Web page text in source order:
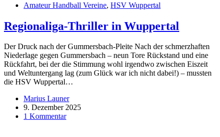
Amateur Handball Vereine, HSV Wuppertal
Regionaliga-Thriller in Wuppertal
Der Druck nach der Gummersbach-Pleite Nach der schmerzhaften
Niederlage gegen Gummersbach – neun Tore Rückstand und eine
Rückfahrt, bei der die Stimmung wohl irgendwo zwischen Eiszeit
und Weltuntergang lag (zum Glück war ich nicht dabei!) – mussten
die HSV Wuppertal…
Marius Launer
9. Dezember 2025
1 Kommentar